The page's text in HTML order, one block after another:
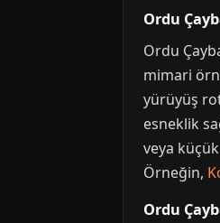
Ordu
Ordu
mimari
yürüyüş
esneklik
veya
Örneğin,
Ordu